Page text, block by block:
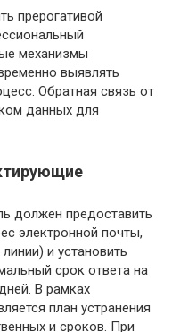
прерогативой
механизмы
выявлять
Обратная связь от
данных для
должен предоставить
электронной почты,
и установить
срок ответа на
В рамках
план устранения
и сроков. При